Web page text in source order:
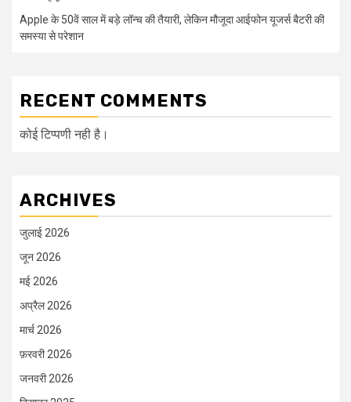
Apple के 50वें साल में बड़े लॉन्च की तैयारी, लेकिन मौजूदा आईफोन यूजर्स बैटरी की
समस्या से परेशान
RECENT COMMENTS
कोई टिप्पणी नही है।
ARCHIVES
जुलाई 2026
जून 2026
मई 2026
अप्रैल 2026
मार्च 2026
फ़रवरी 2026
जनवरी 2026